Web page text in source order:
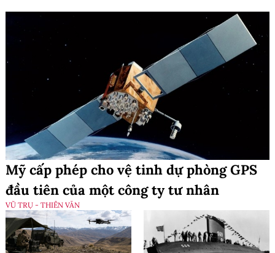
Mỹ cấp phép cho vệ tinh dự phòng GPS
đầu tiên của một công ty tư nhân
VŨ TRỤ - THIÊN VĂN